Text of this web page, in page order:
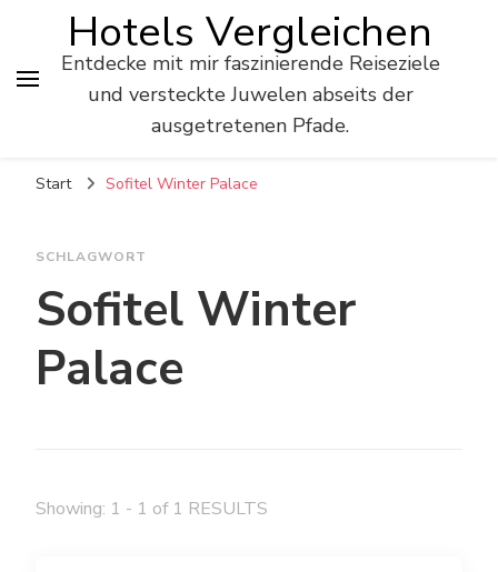
Hotels Vergleichen
Entdecke mit mir faszinierende Reiseziele
und versteckte Juwelen abseits der
ausgetretenen Pfade.
Start Sofitel Winter Palace
SCHLAGWORT
Sofitel Winter
Palace
Showing: 1 - 1 of 1 RESULTS